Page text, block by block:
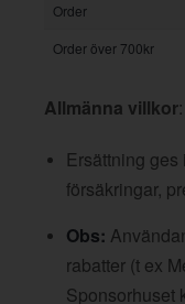
Order
Order över 700kr
Allmänna villkor:
Ersättning
försäkringar,
Obs:
rabatter (t ex
Sponsorhuset